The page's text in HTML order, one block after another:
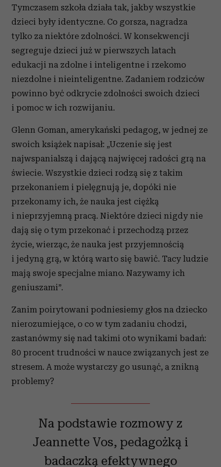
Tymczasem szkoła działa tak, jakby wszystkie
dzieci były identyczne. Co gorsza, nagradza
tylko za niektóre zdolności. W konsekwencji
segreguje dzieci już w pierwszych latach
edukacji na zdolne i inteligentne i rzekomo
niezdolne i nieinteligentne. Zadaniem rodziców
powinno być odkrycie zdolności swoich dzieci
i pomoc w ich rozwijaniu.
Glenn Goman, amerykański pedagog, w jednej ze
swoich książek napisał: „Uczenie się jest
najwspanialszą i dającą najwięcej radości grą na
świecie. Wszystkie dzieci rodzą się z takim
przekonaniem i pielęgnują je, dopóki nie
przekonamy ich, że nauka jest ciężką
i nieprzyjemną pracą. Niektóre dzieci nigdy nie
dają się o tym przekonać i przechodzą przez
życie, wierząc, że nauka jest przyjemnością
i jedyną grą, w którą warto się bawić. Tacy ludzie
mają swoje specjalne miano. Nazywamy ich
geniuszami”.
Zanim poirytowani podniesiemy głos na dziecko
nierozumiejące, o co w tym zadaniu chodzi,
zastanówmy się nad takimi oto wynikami badań:
80 procent trudności w nauce związanych jest ze
stresem. A może wystarczy go usunąć, a znikną
problemy?
Na podstawie rozmowy z
Jeannette Vos, pedagożką i
badaczką efektywnego